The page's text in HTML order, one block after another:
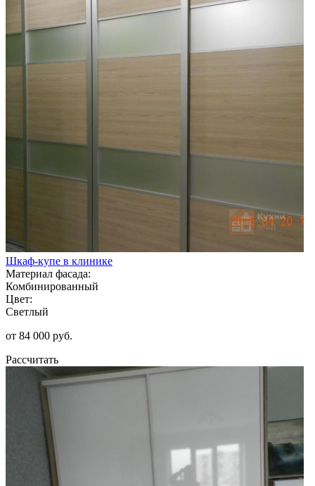
Шкаф-купе в клинике
Материал фасада:
Комбинированный
Цвет:
Светлый
от 84 000 руб.
Рассчитать